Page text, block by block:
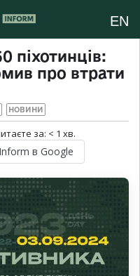
EN
піхотинців:
про втрати
НОВИНИ
за: < 1 хв.
в Google